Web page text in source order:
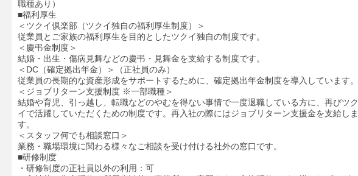
職種あり）
■福利厚生
＜ツクイ倶楽部（ツクイ独自の福利厚生制度）＞
従業員とご家族の福利厚生を目的としたツクイ独自の制度です。
＜慶弔金制度＞
結婚・出生・傷病見舞などの慶弔・見舞金を支給する制度です。
＜DC（確定拠出年金）＞（正社員のみ）
従業員の長期的な資産形成をサポートするために、確定拠出年金制度を導入しています。
＜ジョブリターン支援制度 ※一部職種＞
結婚や育児、引っ越し、転職などのやむを得ない事情で一度退職している方に、再びツク
イで活躍していただくための制度です。再入社の際にはジョブリターン支援金を支給しま
す。
＜スタッフ何でも相談窓口＞
業務・職場環境に関わる様々なご相談を受け付ける社外の窓口です。
■研修制度
・研修制度の正社員以外の利用：可